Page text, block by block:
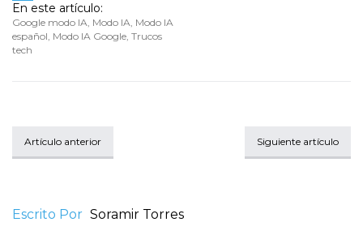
En este artículo:
Google modo IA Modo IA Modo IA
español Modo IA Google Trucos
tech
Artículo anterior Siguiente artículo
Escrito Por Soramir Torres